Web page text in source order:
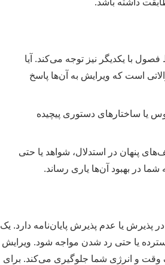
فصول با یکدیگر نیز توجه می‌کند. آیا
است که ویرایش به آن‌ها پاسخ
یا ساختارهای دستوری پیچیده
پنهان در استدلال، شواهد یا حتی
در بهبود آن‌ها یاری رساند.
پذیرش یا عدم پذیرش پایان‌نامه دارد. یک
یا حتی رد شدن مواجه شود. ویرایش
وقت و انرژی شما جلوگیری می‌کند. برای